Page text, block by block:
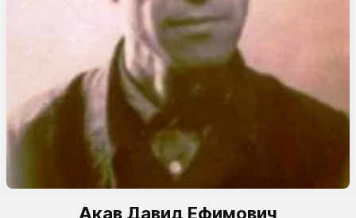
Акав Давид Ефимович